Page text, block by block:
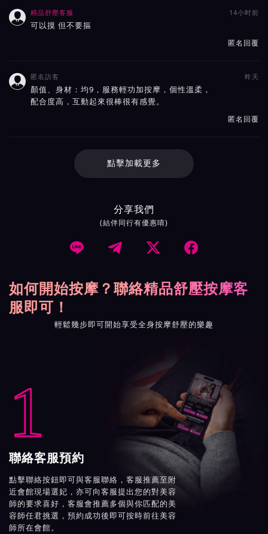
 精品舒壓客服 14小时前
可以摸 但不要摳
匿名回覆
 匿名訪客 昨天
顏值、身材：均9，服務輕功加按摩，個性溫柔，
配合度高，互動起來很棒很有感覺。
匿名回覆
點擊加載更多
分享我們
(結伴同行有優惠唷)
   
如何開始按摩？聯絡精品舒壓按摩客
服即可！
輕鬆幾步即可開始享受全身按摩舒壓的樂趣
1
聯絡客服預約
點擊聯絡按鈕即可與客服聯絡，客服推薦至附
近會館現場選妃，亦可向客服提出您的對美容
師的要求喜好，客服會推薦多個與你匹配的美
容師任君挑選，預約成功後即可按時前往美容
師所在會館。